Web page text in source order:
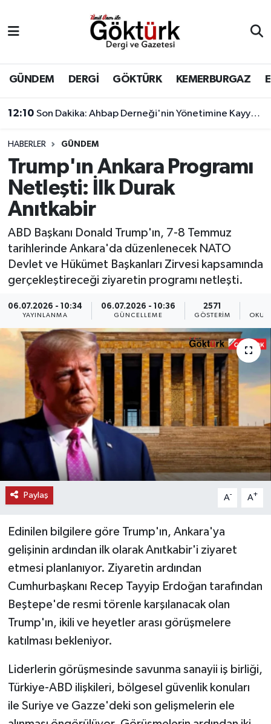
GÜNDEM DERGİ GÖKTÜRK KEMERBURGAZ
12:10 Son Dakika: Ahbap Derneği'nin Yönetimine Kayyum Atandı
HABERLER GÜNDEM
Trump'ın Ankara Programı
Netleşti: İlk Durak
Anıtkabir
ABD Başkanı Donald Trump'ın, 7-8 Temmuz
tarihlerinde Ankara'da düzenlenecek NATO
Devlet ve Hükümet Başkanları Zirvesi kapsamında
gerçekleştireceği ziyaretin programı netleşti.
06.07.2026 - 10:34
YAYINLANMA
06.07.2026 - 10:36
GÜNCELLEME
2571
GÖSTERIM
Paylaş A- A+
Edinilen bilgilere göre Trump'ın, Ankara'ya
gelişinin ardından ilk olarak Anıtkabir'i ziyaret
etmesi planlanıyor. Ziyaretin ardından
Cumhurbaşkanı Recep Tayyip Erdoğan tarafından
Beştepe'de resmi törenle karşılanacak olan
Trump'ın, ikili ve heyetler arası görüşmelere
katılması bekleniyor.
Liderlerin görüşmesinde savunma sanayii iş birliği,
Türkiye-ABD ilişkileri, bölgesel güvenlik konuları
ile Suriye ve Gazze'deki son gelişmelerin ele
BİLİM
DERGİ
DÜNYA
EĞİTİM
EKONOMİ
GÖKTÜRK
GÜNDEM
MAGAZİN
ÖZEL HABER
SAĞLIK
SPOR
TEKNOLOJİ
YAŞAM
Eyüpsultan Hava Durumu
Eyüpsultan Trafik Yoğunluk Haritası
Süper Lig Puan Durumu ve Fikstür
Tüm Manşetler
Son Dakika Haberleri
Haber Arşivi